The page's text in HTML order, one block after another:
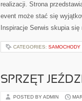
realizacji. Strona
event może stać się
Inspiracje Serwis skupia
CATEGORIES: SAMOCHODY
SPRZĘT
POSTED BY ADMIN